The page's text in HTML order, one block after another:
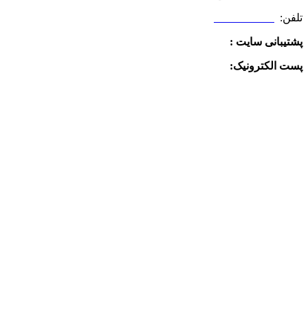
تلفن:
پشتیبانی سایت :
پست الکترونیک: